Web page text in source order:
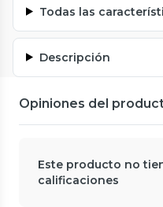
Todas las
Descripción
Opiniones del
Este producto no
calificaciones